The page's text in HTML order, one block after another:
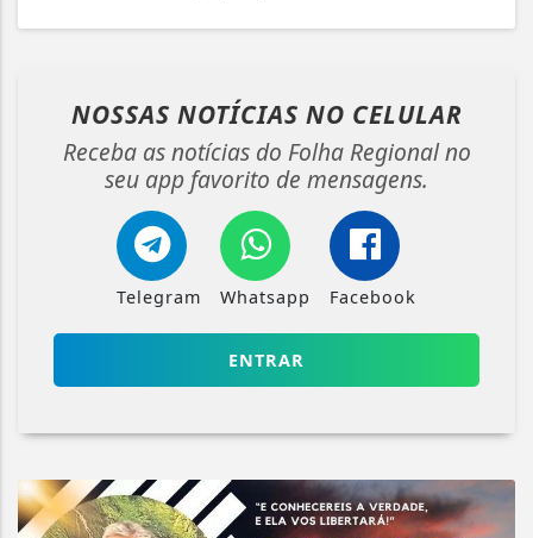
NOSSAS NOTÍCIAS NO CELULAR
Receba as notícias do Folha Regional no
seu app favorito de mensagens.
Telegram Whatsapp Facebook
ENTRAR